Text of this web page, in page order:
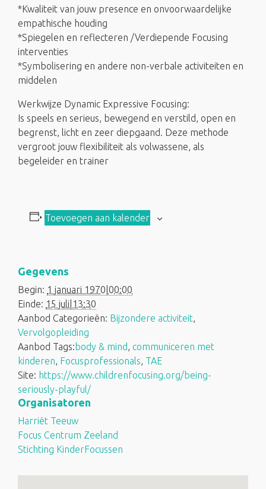
*Kwaliteit van jouw presence en onvoorwaardelijke
empathische houding
*Spiegelen en reflecteren /Verdiepende Focusing
interventies
*Symbolisering en andere non-verbale activiteiten en
middelen
Werkwijze Dynamic Expressive Focusing:
Is speels en serieus, bewegend en verstild, open en
begrenst, licht en zeer diepgaand. Deze methode
vergroot jouw flexibiliteit als volwassene, als
begeleider en trainer
Toevoegen aan kalender
Gegevens
Begin: 1 januari 1970|00:00
Einde: 15 juli|13:30
Aanbod Categorieën: Bijzondere activiteit,
Vervolgopleiding
Aanbod Tags: body & mind, communiceren met
kinderen, Focusprofessionals, TAE
Site: https://www.childrenfocusing.org/being-
seriously-playful/
Organisatoren
Harriët Teeuw
Focus Centrum Zeeland
Stichting KinderFocussen